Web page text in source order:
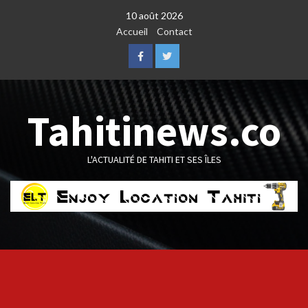
10 août 2026
Accueil
Contact
FacebookTwitter
Tahitinews.co
L'ACTUALITÉ DE TAHITI ET SES ÎLES